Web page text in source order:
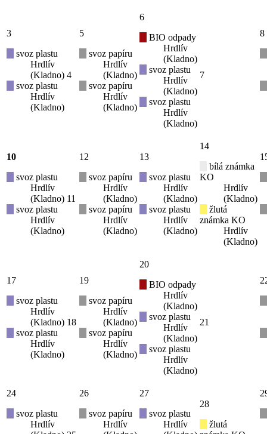
3
svoz plastu
Hrdlív
(Kladno)
svoz plastu
Hrdlív
(Kladno)
4
5
svoz papíru
Hrdlív
(Kladno)
svoz papíru
Hrdlív
(Kladno)
6
BIO odpady
Hrdlív
(Kladno)
svoz plastu
Hrdlív
(Kladno)
svoz plastu
Hrdlív
(Kladno)
7
8
10
svoz plastu
Hrdlív
(Kladno)
svoz plastu
Hrdlív
(Kladno)
11
12
svoz papíru
Hrdlív
(Kladno)
svoz papíru
Hrdlív
(Kladno)
13
svoz plastu
Hrdlív
(Kladno)
svoz plastu
Hrdlív
(Kladno)
14
bílá známka
KO
Hrdlív
(Kladno)
žlutá
známka KO
Hrdlív
(Kladno)
17
svoz plastu
Hrdlív
(Kladno)
svoz plastu
Hrdlív
(Kladno)
18
19
svoz papíru
Hrdlív
(Kladno)
svoz papíru
Hrdlív
(Kladno)
20
BIO odpady
Hrdlív
(Kladno)
svoz plastu
Hrdlív
(Kladno)
svoz plastu
Hrdlív
(Kladno)
21
24
svoz plastu
Hrdlív
26
svoz papíru
Hrdlív
27
svoz plastu
Hrdlív
28
žlutá